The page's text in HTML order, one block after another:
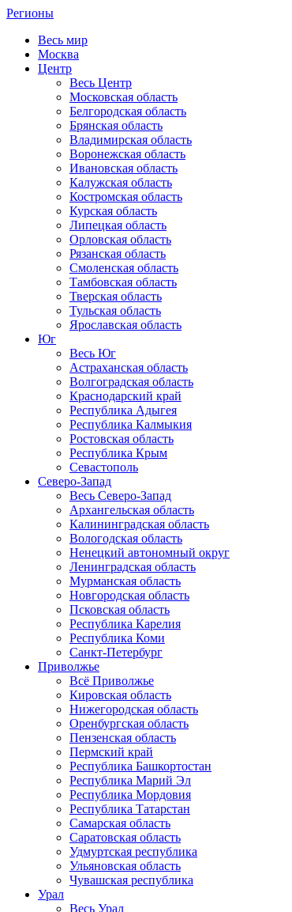
Регионы
Весь мир
Москва
Центр
Весь Центр
Московская область
Белгородская область
Брянская область
Владимирская область
Воронежская область
Ивановская область
Калужская область
Костромская область
Курская область
Липецкая область
Орловская область
Рязанская область
Смоленская область
Тамбовская область
Тверская область
Тульская область
Ярославская область
Юг
Весь Юг
Астраханская область
Волгоградская область
Краснодарский край
Республика Адыгея
Республика Калмыкия
Ростовская область
Республика Крым
Севастополь
Северо-Запад
Весь Северо-Запад
Архангельская область
Калининградская область
Вологодская область
Ненецкий автономный округ
Ленинградская область
Мурманская область
Новгородская область
Псковская область
Республика Карелия
Республика Коми
Санкт-Петербург
Приволжье
Всё Приволжье
Кировская область
Нижегородская область
Оренбургская область
Пензенская область
Пермский край
Республика Башкортостан
Республика Марий Эл
Республика Мордовия
Республика Татарстан
Самарская область
Саратовская область
Удмуртская республика
Ульяновская область
Чувашская республика
Урал
Весь Урал